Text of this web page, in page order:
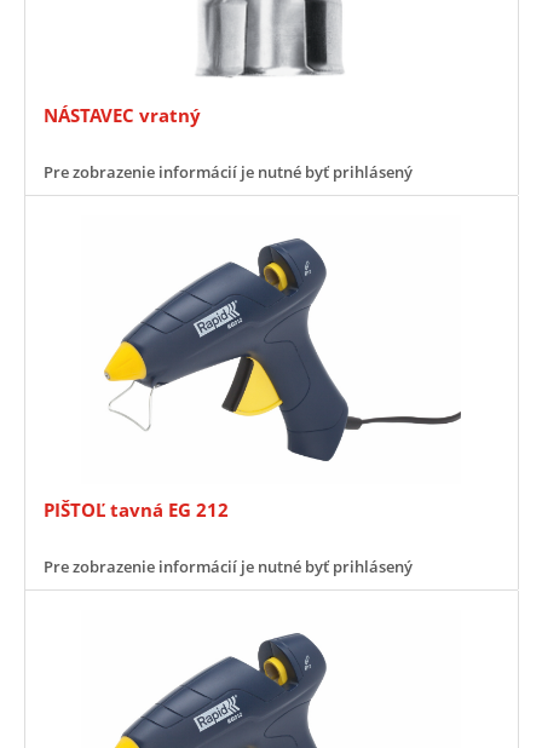
NÁSTAVEC vratný
Pre zobrazenie informácií je nutné byť prihlásený
PIŠTOĽ tavná EG 212
Pre zobrazenie informácií je nutné byť prihlásený